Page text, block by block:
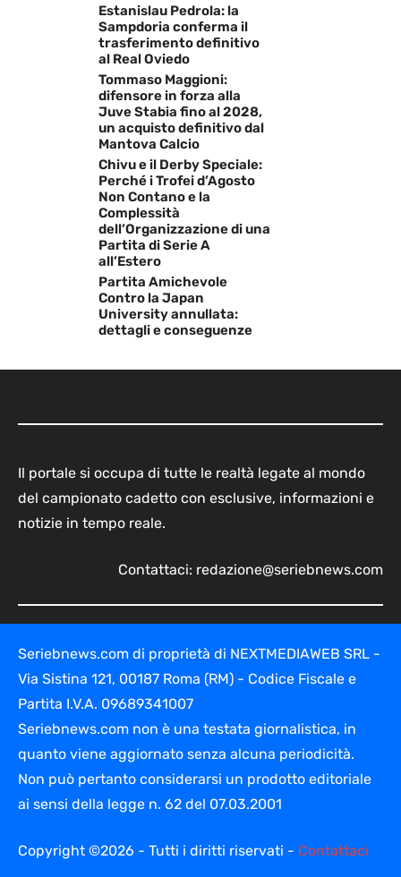
Estanislau Pedrola: la
Sampdoria conferma il
trasferimento definitivo
al Real Oviedo
Tommaso Maggioni:
difensore in forza alla
Juve Stabia fino al 2028,
un acquisto definitivo dal
Mantova Calcio
Chivu e il Derby Speciale:
Perché i Trofei d’Agosto
Non Contano e la
Complessità
dell’Organizzazione di una
Partita di Serie A
all’Estero
Partita Amichevole
Contro la Japan
University annullata:
dettagli e conseguenze
Il portale si occupa di tutte le realtà legate al mondo
del campionato cadetto con esclusive, informazioni e
notizie in tempo reale.
Contattaci: redazione@seriebnews.com
Seriebnews.com di proprietà di NEXTMEDIAWEB SRL -
Via Sistina 121, 00187 Roma (RM) - Codice Fiscale e
Partita I.V.A. 09689341007
Seriebnews.com non è una testata giornalistica, in
quanto viene aggiornato senza alcuna periodicità.
Non può pertanto considerarsi un prodotto editoriale
ai sensi della legge n. 62 del 07.03.2001
Copyright ©2026 - Tutti i diritti riservati - Contattaci